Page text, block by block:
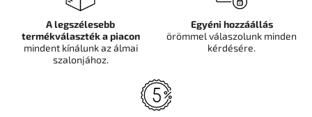
A legszélesebb
termékválaszték a piacon
mindent kínálunk az álmai
szalonjához.
Egyéni hozzáállás
örömmel válaszolunk minden
kérdésére.